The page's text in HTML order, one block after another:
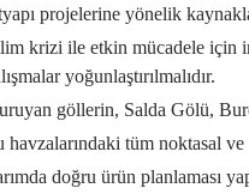
projelerine yönelik
krizi ile etkin mücadele için
yoğunlaştırılmalıdır.
göllerin, Salda Gölü,
havzalarındaki tüm noktasal
doğru ürün planlaması